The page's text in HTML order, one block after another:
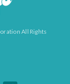
All Rights